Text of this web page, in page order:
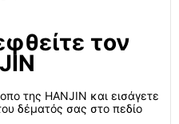
τον
της HANJIN και εισάγετε
δέματός σας στο πεδίο